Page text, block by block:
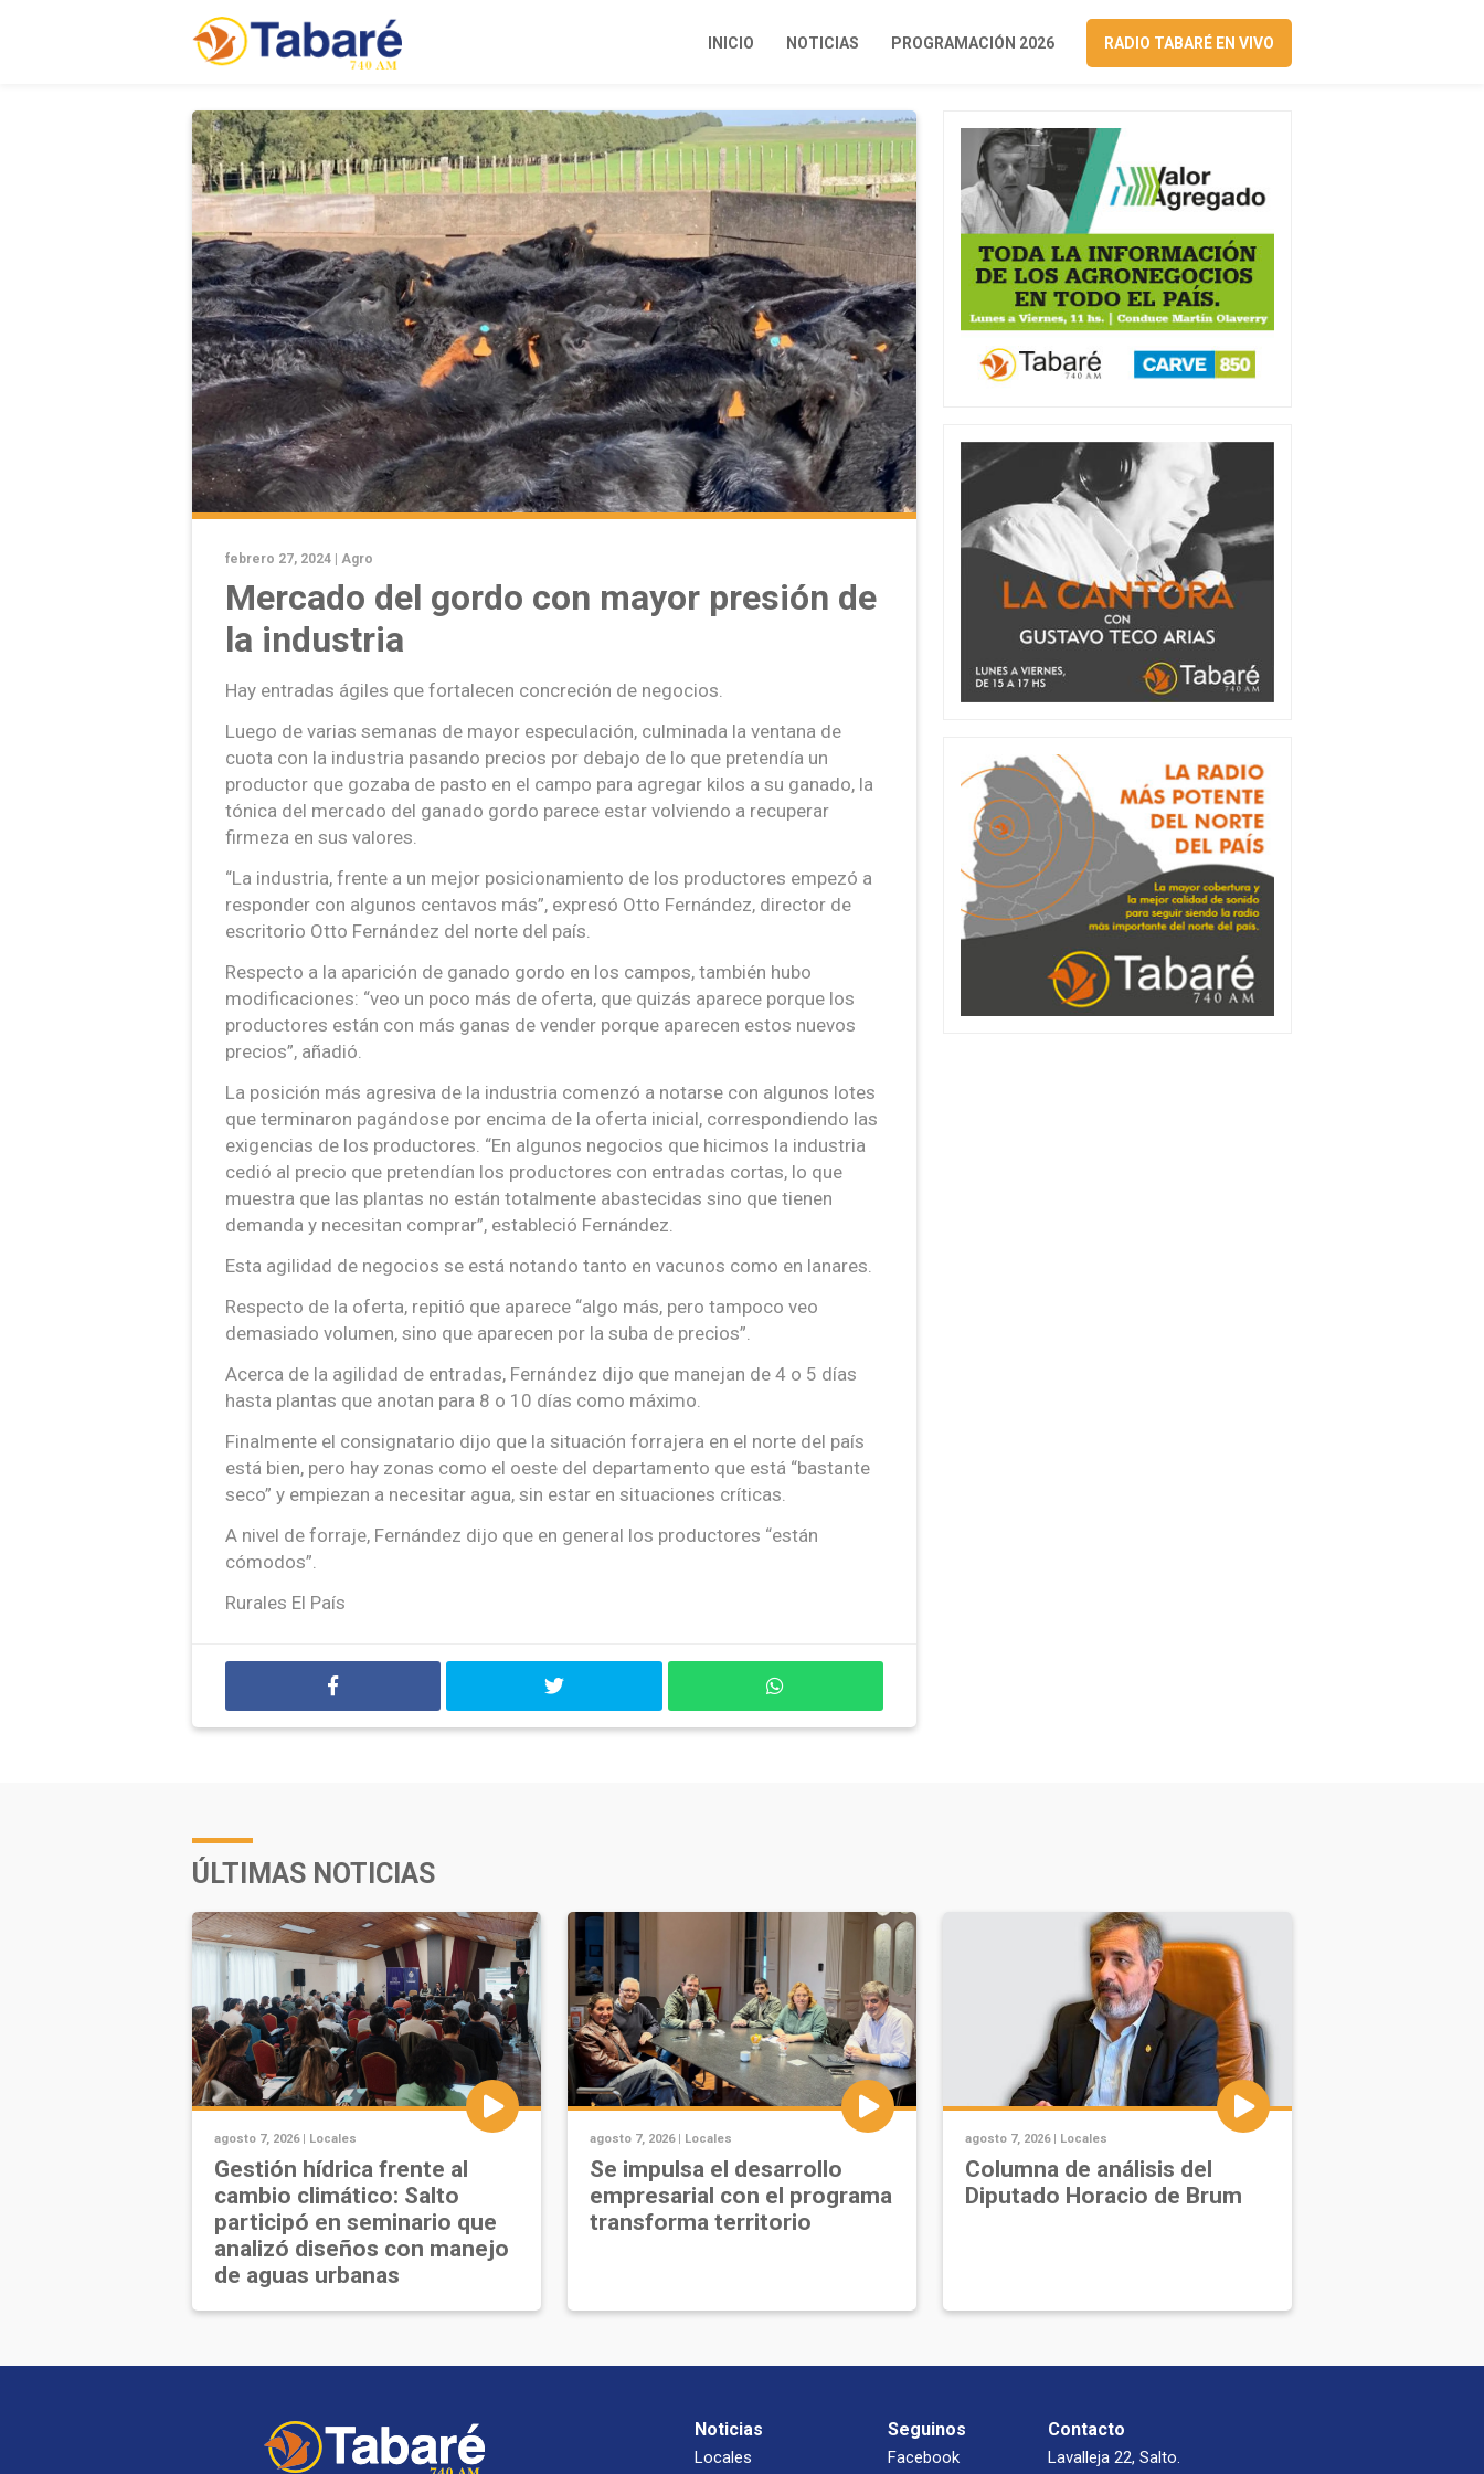
INICIO NOTICIAS PROGRAMACIÓN 2026 RADIO TABARÉ EN VIVO
febrero 27, 2024 | Agro
Mercado del gordo con mayor presión de
la industria
Hay entradas ágiles que fortalecen concreción de negocios.
Luego de varias semanas de mayor especulación, culminada la ventana de
cuota con la industria pasando precios por debajo de lo que pretendía un
productor que gozaba de pasto en el campo para agregar kilos a su ganado, la
tónica del mercado del ganado gordo parece estar volviendo a recuperar
firmeza en sus valores.
“La industria, frente a un mejor posicionamiento de los productores empezó a
responder con algunos centavos más”, expresó Otto Fernández, director de
escritorio Otto Fernández del norte del país.
Respecto a la aparición de ganado gordo en los campos, también hubo
modificaciones: “veo un poco más de oferta, que quizás aparece porque los
productores están con más ganas de vender porque aparecen estos nuevos
precios”, añadió.
La posición más agresiva de la industria comenzó a notarse con algunos lotes
que terminaron pagándose por encima de la oferta inicial, correspondiendo las
exigencias de los productores. “En algunos negocios que hicimos la industria
cedió al precio que pretendían los productores con entradas cortas, lo que
muestra que las plantas no están totalmente abastecidas sino que tienen
demanda y necesitan comprar”, estableció Fernández.
Esta agilidad de negocios se está notando tanto en vacunos como en lanares.
Respecto de la oferta, repitió que aparece “algo más, pero tampoco veo
demasiado volumen, sino que aparecen por la suba de precios”.
Acerca de la agilidad de entradas, Fernández dijo que manejan de 4 o 5 días
hasta plantas que anotan para 8 o 10 días como máximo.
Finalmente el consignatario dijo que la situación forrajera en el norte del país
está bien, pero hay zonas como el oeste del departamento que está “bastante
seco” y empiezan a necesitar agua, sin estar en situaciones críticas.
A nivel de forraje, Fernández dijo que en general los productores “están
cómodos”.
Rurales El País
ÚLTIMAS NOTICIAS
agosto 7, 2026 | Locales
Gestión hídrica frente al
cambio climático: Salto
participó en seminario que
analizó diseños con manejo
de aguas urbanas
agosto 7, 2026 | Locales
Se impulsa el desarrollo
empresarial con el programa
transforma territorio
agosto 7, 2026 | Locales
Columna de análisis del
Diputado Horacio de Brum
Noticias
Locales
Seguinos
Facebook
Contacto
Lavalleja 22, Salto.